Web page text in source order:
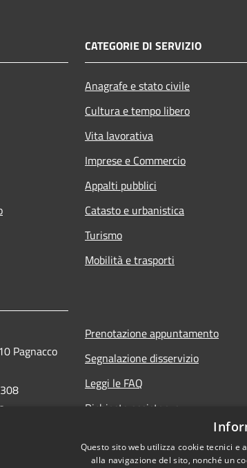
CATEGORIE DI SERVIZIO
Anagrafe e stato civile
Cultura e tempo libero
Vita lavorativa
Imprese e Commercio
Appalti pubblici
Catasto e urbanistica
Turismo
Mobilità e trasporti
Pagnacco
Prenotazione appuntamento
Segnalazione disservizio
Leggi le FAQ
Richiesta assistenza
Questo sito web utilizza cookie tecnici
alla navigazione del sito, nonché un